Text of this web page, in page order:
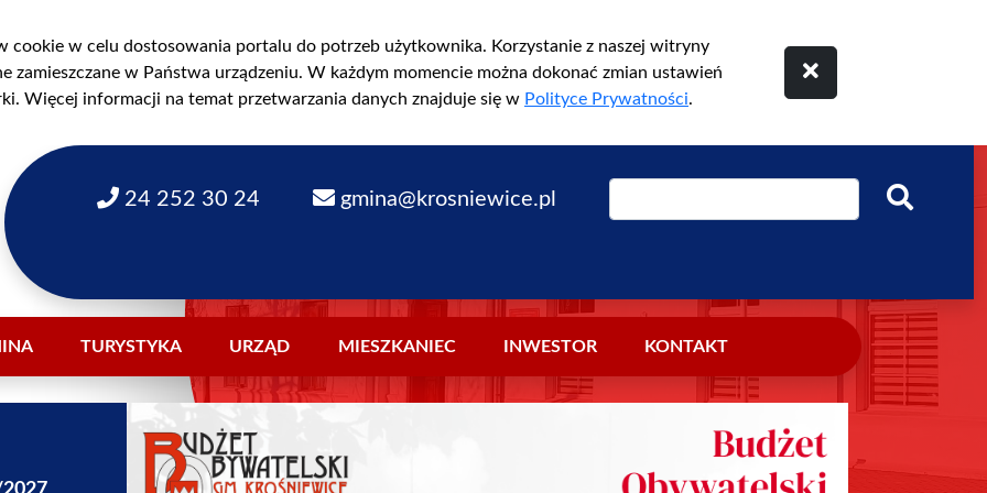
cookie w celu dostosowania portalu do potrzeb użytkownika. Korzystanie z naszej witryny
zamieszczane w Państwa urządzeniu. W każdym momencie można dokonać zmian ustawień
Więcej informacji na temat przetwarzania danych znajduje się w Polityce Prywatności.
24 252 30 24 gmina@krosniewice.pl
TURYSTYKA URZĄD MIESZKANIEC INWESTOR KONTAKT